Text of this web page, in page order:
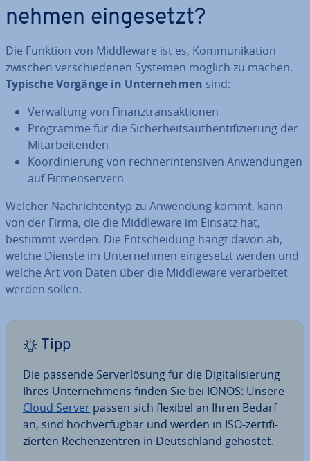
neh­men ein­ge­setzt?
Die Funktion von Midd­le­wa­re ist es, Kom­mu­ni­ka­ti­on
zwischen ver­schie­de­nen Systemen möglich zu machen.
Typische Vorgänge in Un­ter­neh­men sind:
Ver­wal­tung von Fi­nanz­trans­ak­tio­nen
Programme für die Si­cher­heits­au­then­ti­fi­zie­rung der
Mit­ar­bei­ten­den
Ko­or­di­nie­rung von rech­ner­in­ten­si­ven An­wen­dun­gen
auf Fir­men­ser­vern
Welcher Nach­rich­ten­typ zu Anwendung kommt, kann
von der Firma, die die Midd­le­wa­re im Einsatz hat,
bestimmt werden. Die Ent­schei­dung hängt davon ab,
welche Dienste im Un­ter­neh­men ein­ge­setzt werden und
welche Art von Daten über die Midd­le­wa­re ver­ar­bei­tet
werden sollen.
Tipp
Die passende Ser­ver­lö­sung für die Di­gi­ta­li­sie­rung
Ihres Un­ter­neh­mens finden Sie bei IONOS: Unsere
Cloud Server passen sich flexibel an Ihren Bedarf
an, sind hoch­ver­füg­bar und werden in ISO-zer­ti­fi­
zier­ten Re­chen­zen­tren in Deutsch­land gehostet.